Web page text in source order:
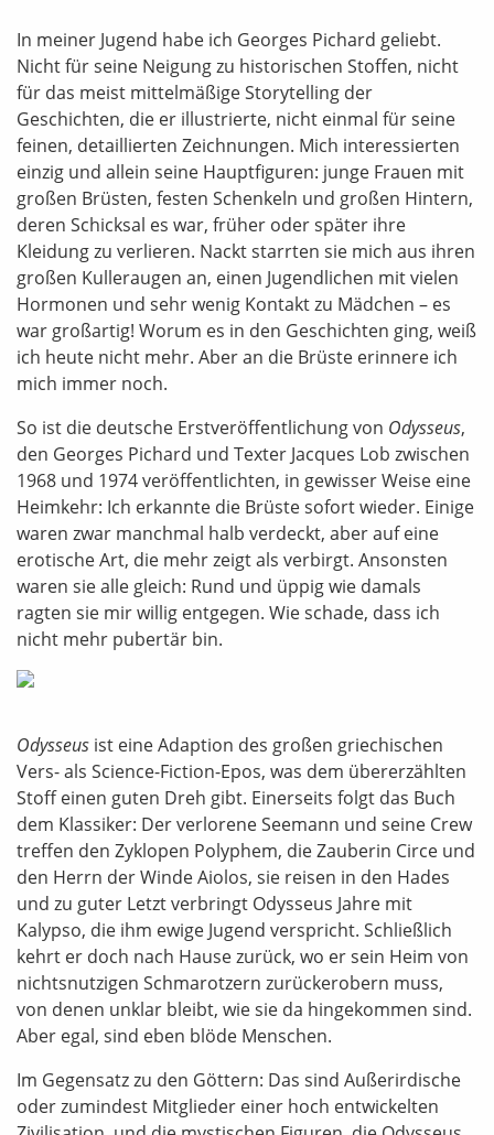
In meiner Jugend habe ich Georges Pichard geliebt.
Nicht für seine Neigung zu historischen Stoffen, nicht
für das meist mittelmäßige Storytelling der
Geschichten, die er illustrierte, nicht einmal für seine
feinen, detaillierten Zeichnungen. Mich interessierten
einzig und allein seine Hauptfiguren: junge Frauen mit
großen Brüsten, festen Schenkeln und großen Hintern,
deren Schicksal es war, früher oder später ihre
Kleidung zu verlieren. Nackt starrten sie mich aus ihren
großen Kulleraugen an, einen Jugendlichen mit vielen
Hormonen und sehr wenig Kontakt zu Mädchen – es
war großartig! Worum es in den Geschichten ging, weiß
ich heute nicht mehr. Aber an die Brüste erinnere ich
mich immer noch.
So ist die deutsche Erstveröffentlichung von Odysseus,
den Georges Pichard und Texter Jacques Lob zwischen
1968 und 1974 veröffentlichten, in gewisser Weise eine
Heimkehr: Ich erkannte die Brüste sofort wieder. Einige
waren zwar manchmal halb verdeckt, aber auf eine
erotische Art, die mehr zeigt als verbirgt. Ansonsten
waren sie alle gleich: Rund und üppig wie damals
ragten sie mir willig entgegen. Wie schade, dass ich
nicht mehr pubertär bin.
Odysseus ist eine Adaption des großen griechischen
Vers- als Science-Fiction-Epos, was dem übererzählten
Stoff einen guten Dreh gibt. Einerseits folgt das Buch
dem Klassiker: Der verlorene Seemann und seine Crew
treffen den Zyklopen Polyphem, die Zauberin Circe und
den Herrn der Winde Aiolos, sie reisen in den Hades
und zu guter Letzt verbringt Odysseus Jahre mit
Kalypso, die ihm ewige Jugend verspricht. Schließlich
kehrt er doch nach Hause zurück, wo er sein Heim von
nichtsnutzigen Schmarotzern zurückerobern muss,
von denen unklar bleibt, wie sie da hingekommen sind.
Aber egal, sind eben blöde Menschen.
Im Gegensatz zu den Göttern: Das sind Außerirdische
oder zumindest Mitglieder einer hoch entwickelten